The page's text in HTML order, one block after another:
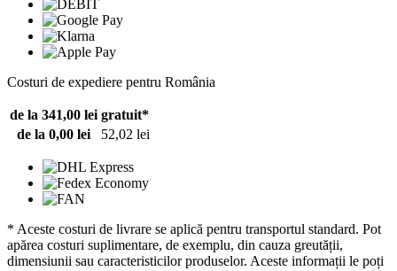
Costuri de expediere pentru România
de la 341,00 lei gratuit*
de la 0,00 lei
52,02 lei
* Aceste costuri de livrare se aplică pentru transportul standard. Pot
apărea costuri suplimentare, de exemplu, din cauza greutății,
dimensiunii sau caracteristicilor produselor. Aceste informații le poți